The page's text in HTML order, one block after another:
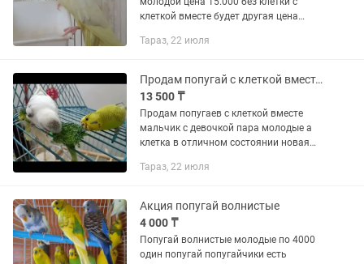
клеткой вместе будет другая цена
читаю
Тараз, 22 июля
Продам попугай с клеткой вместе срочно
13 500 ₸
Продам попугаев с клеткой вместе
мальчик с девочкой пара молодые а
клетка в отличном состоянии новая
отдельную цену все остальное
Тараз, 22 июля
Акция попугай волнистые
4 000 ₸
Попугай волнистые молодые по 4000
один попугай попугайчики есть